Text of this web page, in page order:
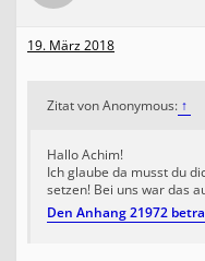
19. März 2018
Zitat von Anonymous: ↑
Hallo Achim!
Ich glaube da musst du
setzen! Bei uns war das
Den Anhang 21972